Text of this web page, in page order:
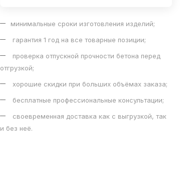
минимальные сроки изготовления изделий;
гарантия 1 год на все товарные позиции;
проверка отпускной прочности бетона перед
отгрузкой;
хорошие скидки при больших объёмах заказа;
бесплатные профессиональные консультации;
своевременная доставка как с выгрузкой, так
и без неё.